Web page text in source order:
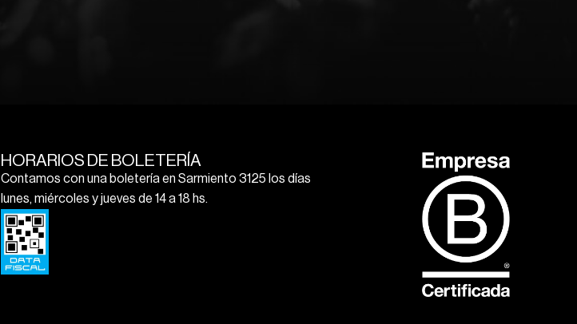
HORARIOS DE BOLETERÍA
Contamos con una boletería en Sarmiento 3125 los días
lunes, miércoles y jueves de 14 a 18 hs.